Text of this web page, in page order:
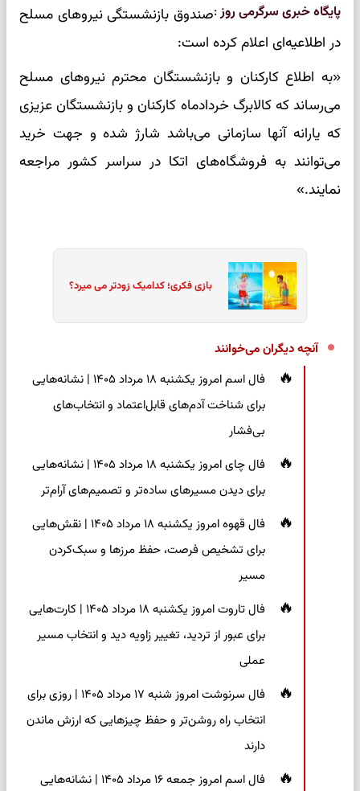
پایگاه خبری سرگرمی روز:صندوق بازنشستگی نیروهای مسلح
در اطلاعیه‌ای اعلام کرده است:
«به اطلاع کارکنان و بازنشستگان محترم نیروهای مسلح
می‌رساند که کالابرگ خردادماه کارکنان و بازنشستگان عزیزی
که یارانه آنها سازمانی می‌باشد شارژ شده و جهت خرید
می‌توانند به فروشگاه‌های اتکا در سراسر کشور مراجعه
نمایند.»
بازی فکری؛ کدامیک زودتر می میرد؟
آنچه دیگران می‌خوانند
فال اسم امروز یکشنبه ۱۸ مرداد ۱۴۰۵ | نشانه‌هایی
برای شناخت آدم‌های قابل‌اعتماد و انتخاب‌های
بی‌فشار
فال چای امروز یکشنبه ۱۸ مرداد ۱۴۰۵ | نشانه‌هایی
برای دیدن مسیرهای ساده‌تر و تصمیم‌های آرام‌تر
فال قهوه امروز یکشنبه ۱۸ مرداد ۱۴۰۵ | نقش‌هایی
برای تشخیص فرصت، حفظ مرزها و سبک‌کردن
مسیر
فال تاروت امروز یکشنبه ۱۸ مرداد ۱۴۰۵ | کارت‌هایی
برای عبور از تردید، تغییر زاویه دید و انتخاب مسیر
عملی
فال سرنوشت امروز شنبه ۱۷ مرداد ۱۴۰۵ | روزی برای
انتخاب راه روشن‌تر و حفظ چیزهایی که ارزش ماندن
دارند
فال اسم امروز جمعه ۱۶ مرداد ۱۴۰۵ | نشانه‌هایی